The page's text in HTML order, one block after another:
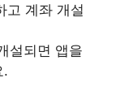
고 계좌 개설
설되면 앱을
.